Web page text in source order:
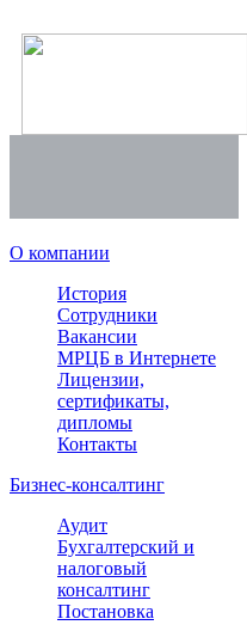
О компании
История
Сотрудники
Вакансии
МРЦБ в Интернете
Лицензии,
сертификаты,
дипломы
Контакты
Бизнес-консалтинг
Аудит
Бухгалтерский и
налоговый
консалтинг
Постановка